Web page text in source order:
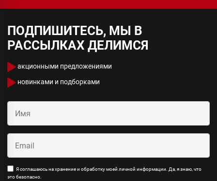
ПОДПИШИТЕСЬ, МЫ В
РАССЫЛКАХ ДЕЛИМСЯ
акционными предложениями
новинками и подборками
Я соглашаюсь на хранение и обработку моей личной информации. Да, я знаю, что
это безопасно.